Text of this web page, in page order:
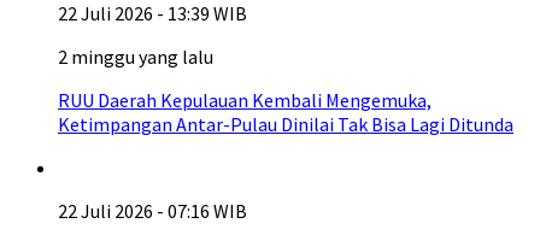
22 Juli 2026 - 13:39 WIB
2 minggu yang lalu
RUU Daerah Kepulauan Kembali Mengemuka,
Ketimpangan Antar-Pulau Dinilai Tak Bisa Lagi Ditunda
22 Juli 2026 - 07:16 WIB